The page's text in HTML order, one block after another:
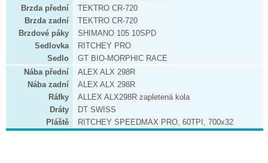
Brzda přední
TEKTRO CR-720
Brzda zadní
TEKTRO CR-720
Brzdové páky
SHIMANO 105 10SPD
Sedlovka
RITCHEY PRO
Sedlo
GT BIO-MORPHIC RACE
Nába přední
ALEX ALX 298R
Nába zadní
ALEX ALX 298R
Ráfky
ALLEX ALX298R zapletená kola
Dráty
DT SWISS
Pláště
RITCHEY SPEEDMAX PRO, 60TPI, 700x32